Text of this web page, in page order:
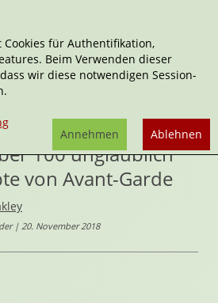
unglaublich leckere Rezepte von
100 unglaublich
von Avant-Garde
| 20. November 2018
Cookies für Authentifikation,
Beim Verwenden dieser
wir diese notwendigen Session-
Ablehnen
Annehmen